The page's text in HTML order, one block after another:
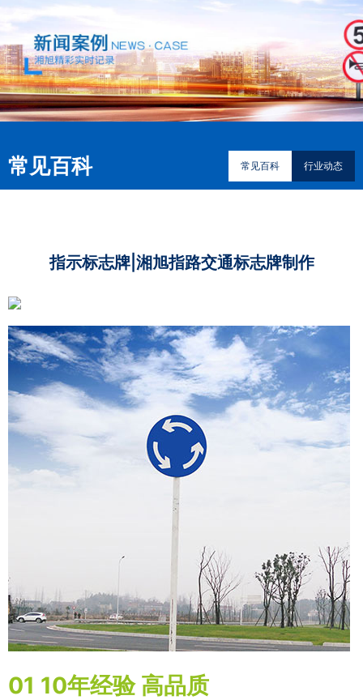
常见百科 常见百科 行业动态
指示标志牌|湘旭指路交通标志牌制作
01 10年经验 高品质